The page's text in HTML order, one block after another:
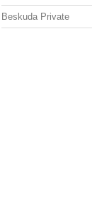
Beskuda Private